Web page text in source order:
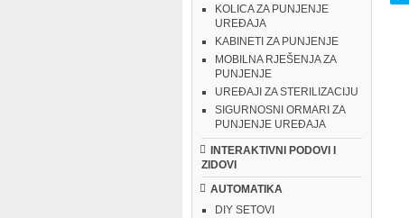
KOLICA ZA PUNJENJE
UREĐAJA
KABINETI ZA PUNJENJE
MOBILNA RJEŠENJA ZA
PUNJENJE
UREĐAJI ZA STERILIZACIJU
SIGURNOSNI ORMARI ZA
PUNJENJE UREĐAJA
INTERAKTIVNI PODOVI I
ZIDOVI
AUTOMATIKA
DIY SETOVI